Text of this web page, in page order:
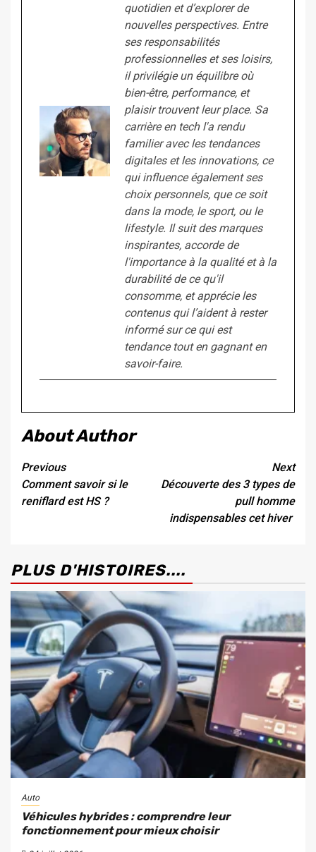
quotidien et d’explorer de
nouvelles perspectives. Entre
ses responsabilités
professionnelles et ses loisirs,
il privilégie un équilibre où
bien-être, performance, et
plaisir trouvent leur place. Sa
carrière en tech l'a rendu
familier avec les tendances
digitales et les innovations, ce
qui influence également ses
choix personnels, que ce soit
dans la mode, le sport, ou le
lifestyle. Il suit des marques
inspirantes, accorde de
l'importance à la qualité et à la
durabilité de ce qu'il
consomme, et apprécie les
contenus qui l’aident à rester
informé sur ce qui est
tendance tout en gagnant en
savoir-faire.
About Author
Continue
Reading
Previous
Comment savoir si le
reniflard est HS ?
Next
Découverte des 3 types de
pull homme
indispensables cet hiver
PLUS D'HISTOIRES....
Auto
Véhicules hybrides : comprendre leur
fonctionnement pour mieux choisir